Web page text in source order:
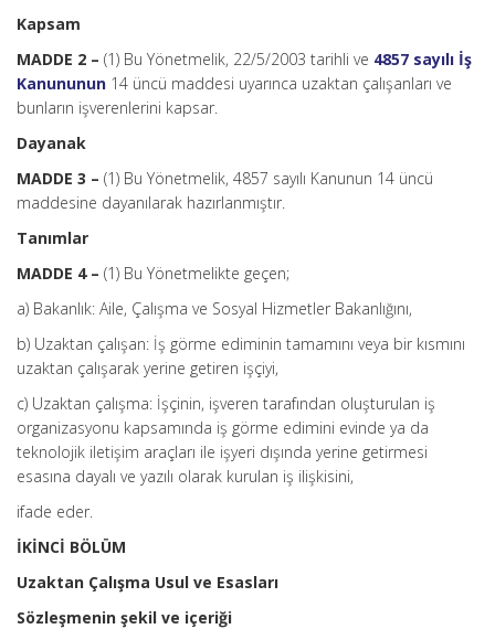
Kapsam
MADDE 2 – (1) Bu Yönetmelik, 22/5/2003 tarihli ve 4857 sayılı İş
Kanununun 14 üncü maddesi uyarınca uzaktan çalışanları ve
bunların işverenlerini kapsar.
Dayanak
MADDE 3 – (1) Bu Yönetmelik, 4857 sayılı Kanunun 14 üncü
maddesine dayanılarak hazırlanmıştır.
Tanımlar
MADDE 4 – (1) Bu Yönetmelikte geçen;
a) Bakanlık: Aile, Çalışma ve Sosyal Hizmetler Bakanlığını,
b) Uzaktan çalışan: İş görme ediminin tamamını veya bir kısmını
uzaktan çalışarak yerine getiren işçiyi,
c) Uzaktan çalışma: İşçinin, işveren tarafından oluşturulan iş
organizasyonu kapsamında iş görme edimini evinde ya da
teknolojik iletişim araçları ile işyeri dışında yerine getirmesi
esasına dayalı ve yazılı olarak kurulan iş ilişkisini,
ifade eder.
İKİNCİ BÖLÜM
Uzaktan Çalışma Usul ve Esasları
Sözleşmenin şekil ve içeriği